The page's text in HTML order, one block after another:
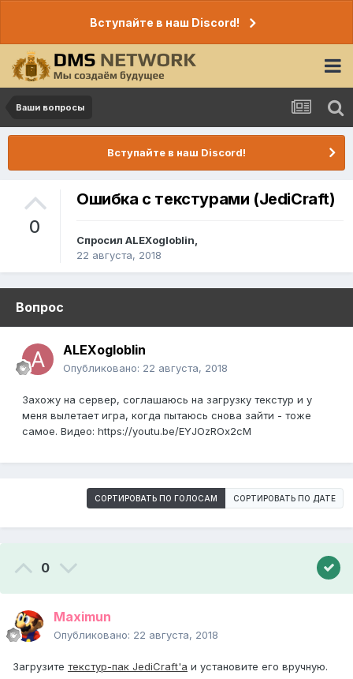
Вступайте в наш Discord!
Ваши вопросы
Вступайте в наш Discord!
0
Ошибка с текстурами (JediCraft)
Спросил ALEXogloblin,
22 августа, 2018
Вопрос
ALEXogloblin
Опубликовано: 22 августа, 2018
Захожу на сервер, соглашаюсь на загрузку текстур и у
меня вылетает игра, когда пытаюсь снова зайти - тоже
самое. Видео: https://youtu.be/EYJOzROx2cM
СОРТИРОВАТЬ ПО ГОЛОСАМ СОРТИРОВАТЬ ПО ДАТЕ
0
Maximun
Опубликовано: 22 августа, 2018
Загрузите текстур-пак JediCraft'а и установите его вручную.